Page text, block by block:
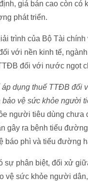
giá bán cao còn có
phát triển.
trình của Bộ Tài
với nền kinh tế,
đối với nước ngọt
dụng thuế TTĐB đối
vệ sức khỏe người
người tiêu dùng
gây ra bệnh tiểu
phì và tiểu đường
sự phân biệt, đối xử
vệ sức khỏe người